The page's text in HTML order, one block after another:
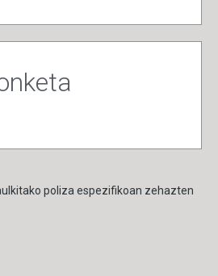
poliza espezifikoan zehazten